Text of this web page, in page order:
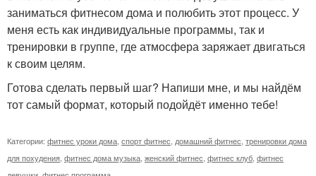
заниматься фитнесом дома и полюбить этот процесс. У
меня есть как индивидуальные программы, так и
тренировки в группе, где атмосфера заряжает двигаться
к своим целям.
Готова сделать первый шаг? Напиши мне, и мы найдём
тот самый формат, который подойдёт именно тебе!
Категории: фитнес уроки дома спорт фитнес домашний фитнес тренировки дома
для похудения фитнес дома музыка женский фитнес фитнес клуб фитнес